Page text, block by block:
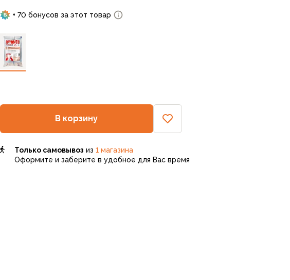
+ 70 бонусов за этот товар
В корзину
Только самовывоз из 1 магазина
Оформите и заберите в удобное для Вас время